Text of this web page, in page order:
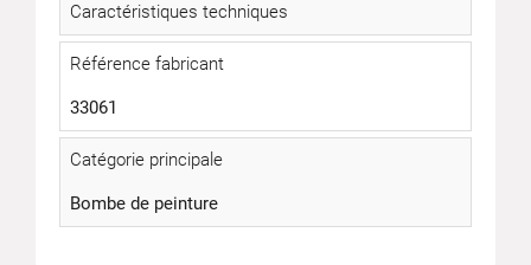
Caractéristiques techniques
Référence fabricant
33061
Catégorie principale
Bombe de peinture